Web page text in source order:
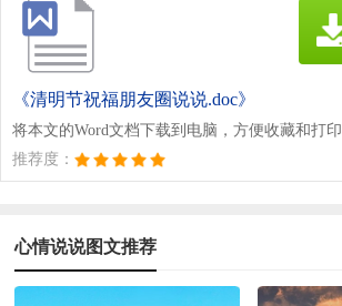
《清明节祝福朋友圈说说.doc》
将本文的Word文档下载到电脑，方便收藏和打印
推荐度：
心情说说图文推荐